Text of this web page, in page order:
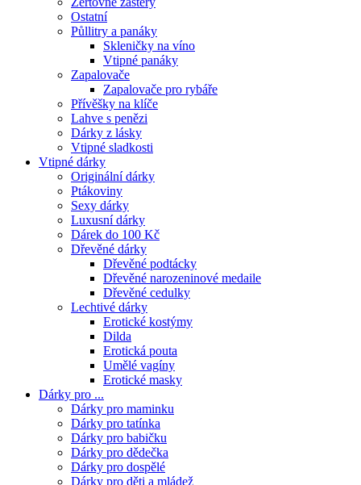
Ostatní
Půllitry a panáky
Skleničky na víno
Vtipné panáky
Zapalovače
Zapalovače pro rybáře
Přívěšky na klíče
Lahve s penězi
Dárky z lásky
Vtipné sladkosti
Vtipné dárky
Originální dárky
Ptákoviny
Sexy dárky
Luxusní dárky
Dárek do 100 Kč
Dřevěné dárky
Dřevěné podtácky
Dřevěné narozeninové medaile
Dřevěné cedulky
Lechtivé dárky
Erotické kostýmy
Dilda
Erotická pouta
Umělé vagíny
Erotické masky
Dárky pro ...
Dárky pro maminku
Dárky pro tatínka
Dárky pro babičku
Dárky pro dědečka
Dárky pro dospělé
Dárky pro děti a mládež